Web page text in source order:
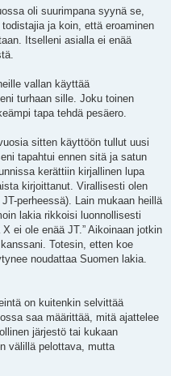
oli suurimpana syynä se,
ja koin, että eroaminen
Itselleni asialla ei enää
vallan käyttää
turhaan sille. Joku toinen
tapa tehdä pesäero.
sitten käyttöön tullut uusi
tapahtui ennen sitä ja satun
kerättiin kirjallinen lupa
kirjoittanut. Virallisesti olen
perheessä). Lain mukaan heillä
lakia rikkoisi luonnollisesti
ei ole enää JT.” Aikoinaan jotkin
Totesin, etten koe
noudattaa Suomen lakia.
on kuitenkin selvittää
saa määrittää, mitä ajattelee
järjestö tai kukaan
välillä pelottava, mutta